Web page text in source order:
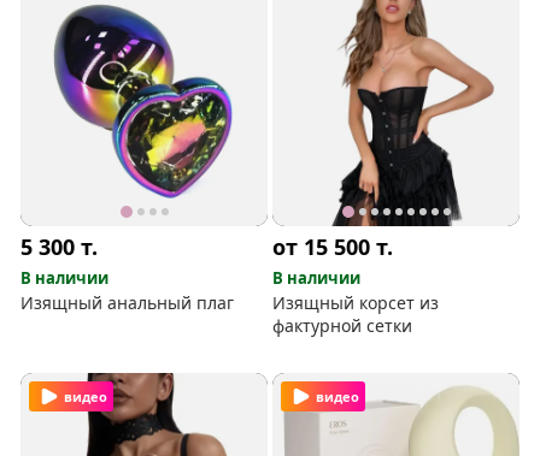
5 300т.
В наличии
Изящный анальный плаг
от 15 500т.
В наличии
Изящный корсет из
фактурной сетки
видео видео